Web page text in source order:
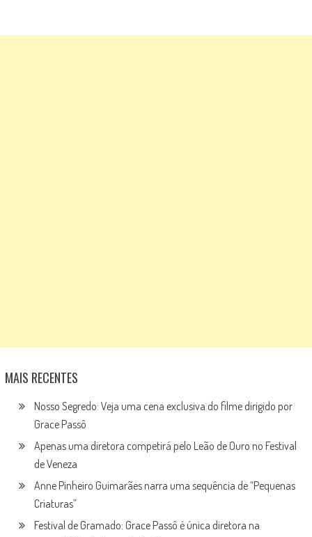
MAIS RECENTES
Nosso Segredo: Veja uma cena exclusiva do filme dirigido por
Grace Passô
Apenas uma diretora competirá pelo Leão de Ouro no Festival
de Veneza
Anne Pinheiro Guimarães narra uma sequência de “Pequenas
Criaturas”
Festival de Gramado: Grace Passô é única diretora na